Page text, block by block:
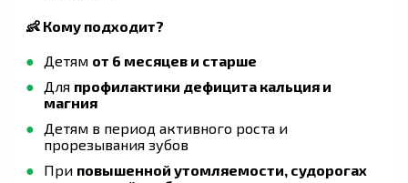
👶 Кому подходит?
Детям от 6 месяцев и старше
Для профилактики дефицита кальция и
магния
Детям в период активного роста и
прорезывания зубов
При повышенной утомляемости, судорогах